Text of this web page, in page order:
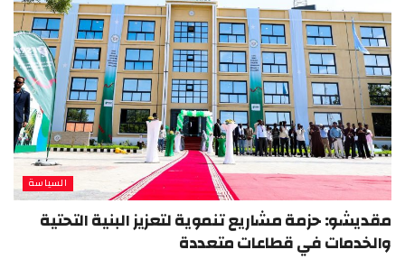
السياسة
مقديشو: حزمة مشاريع تنموية لتعزيز البنية التحتية
والخدمات في قطاعات متعددة